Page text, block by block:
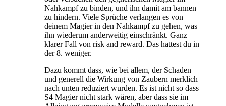
Nahkampf zu binden, und ihn damit am bannen
zu hindern. Viele Sprüche verlangen es von
deinem Magier in den Nahkampf zu gehen, was
ihn wiederum anderweitig einschränkt. Ganz
klarer Fall von risk and reward. Das hattest du in
der 8. weniger.
Dazu kommt dass, wie bei allem, der Schaden
und generell die Wirkung von Zaubern merklich
nach unten reduziert wurden. Es ist nicht so dass
S4 Magier nicht stark wären, aber dass sie im